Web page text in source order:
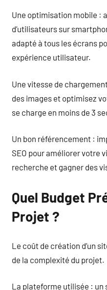
Une optimisation mobile :
d’utilisateurs sur
adapté à tous les écrans
expérience utilisateur.
Une vitesse de
des images et optimisez
se charge en moins de 3
Un bon référencement :
SEO pour améliorer votre
recherche et gagner des
Quel Budget
Projet ?
Le coût de création d’un
de la complexité du projet.
La plateforme utilisée : un